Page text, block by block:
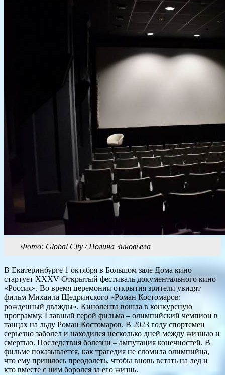
Фото: Global City / Полина Зиновьева
В Екатеринбурге 1 октября в Большом зале Дома кино
стартует XXXV Открытый фестиваль документального кино
«Россия». Во время церемонии открытия зрители увидят
фильм Михаила Щедринского «Роман Костомаров:
рожденный дважды». Кинолента вошла в конкурсную
программу. Главный герой фильма – олимпийский чемпион в
танцах на льду Роман Костомаров. В 2023 году спортсмен
серьезно заболел и находился несколько дней между жизнью и
смертью. Последствия болезни – ампутация конечностей. В
фильме показывается, как трагедия не сломила олимпийца,
что ему пришлось преодолеть, чтобы вновь встать на лед и
кто вместе с ним боролся за его жизнь.